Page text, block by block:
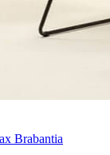
Brabantia